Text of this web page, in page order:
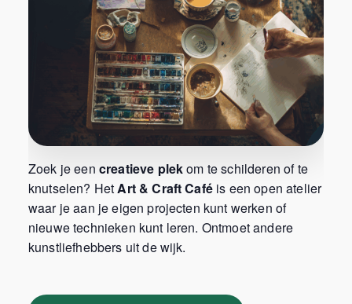
Zoek je een creatieve plekom te schilderen of te
knutselen? HetArt & Craft Caféis een open atelier
waar je aan je eigen projecten kunt werken of
nieuwe technieken kunt leren. Ontmoet andere
kunstliefhebbers uit de wijk.